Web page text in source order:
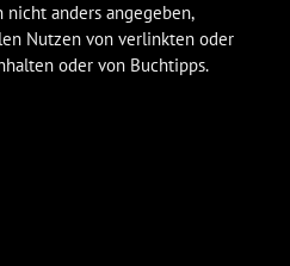
nicht anders angegeben,
Nutzen von verlinkten oder
oder von Buchtipps.